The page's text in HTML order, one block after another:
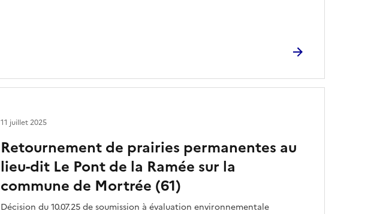
Retournement de prairies permanentes au
lieu-dit Le Pont de la Ramée sur la
commune de Mortrée (61)
Décision du 10.07.25 de soumission à évaluation environnementale
11 juillet 2025